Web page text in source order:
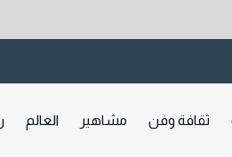
ثقافة وفن مشاهير العالم